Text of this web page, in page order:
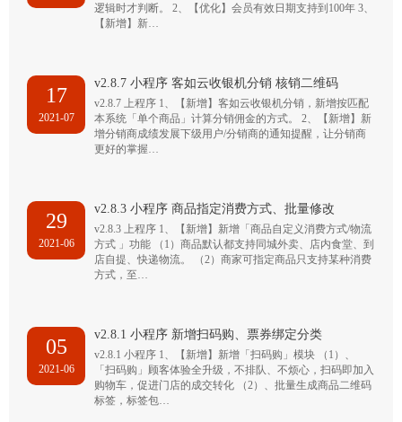
逻辑时才判断。 2、【优化】会员有效日期支持到100年 3、
【新增】新…
17
2021-07
v2.8.7 小程序 客如云收银机分销 核销二维码
v2.8.7 上程序 1、【新增】客如云收银机分销，新增按匹配
本系统「单个商品」计算分销佣金的方式。 2、【新增】新
增分销商成绩发展下级用户/分销商的通知提醒，让分销商
更好的掌握…
29
2021-06
v2.8.3 小程序 商品指定消费方式、批量修改
v2.8.3 上程序 1、【新增】新增「商品自定义消费方式/物流
方式 」功能 （1）商品默认都支持同城外卖、店内食堂、到
店自提、快递物流。 （2）商家可指定商品只支持某种消费
方式，至…
05
2021-06
v2.8.1 小程序 新增扫码购、票券绑定分类
v2.8.1 小程序 1、【新增】新增「扫码购」模块 （1）、
「扫码购」顾客体验全升级，不排队、不烦心，扫码即加入
购物车，促进门店的成交转化 （2）、批量生成商品二维码
标签，标签包…